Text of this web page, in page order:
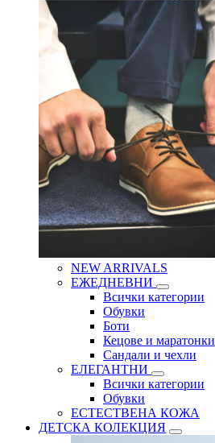
NEW ARRIVALS
ЕЖЕДНЕВНИ
Всички категории
Обувки
Боти
Кецове и маратонки
Сандали и чехли
ЕЛЕГАНТНИ
Всички категории
Обувки
ЕСТЕСТВЕНА КОЖА
ДЕТСКА КОЛЕКЦИЯ